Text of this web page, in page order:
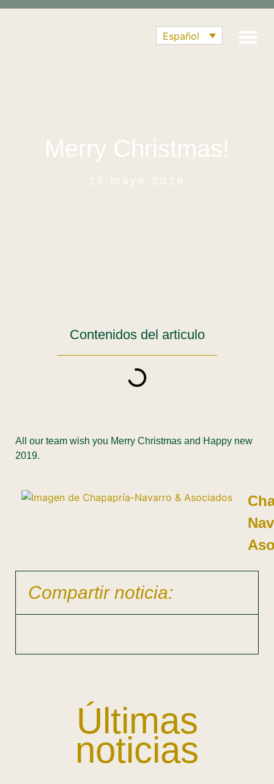
Español
Merry Christmas!
15 mayo 2019
Contenidos del articulo
All our team wish you Merry Christmas and Happy new
2019.
Compartir noticia:
Últimas
noticias